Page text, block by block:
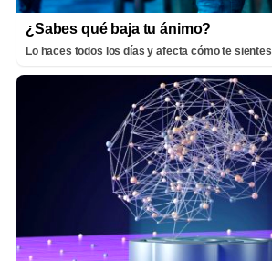
¿Sabes qué baja tu ánimo?
Lo haces todos los días y afecta cómo te sientes